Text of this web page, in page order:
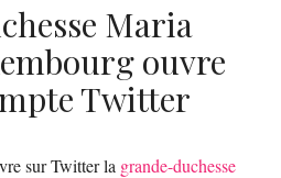
Maria
ouvre
Twitter
sur Twitter la grande-duchesse